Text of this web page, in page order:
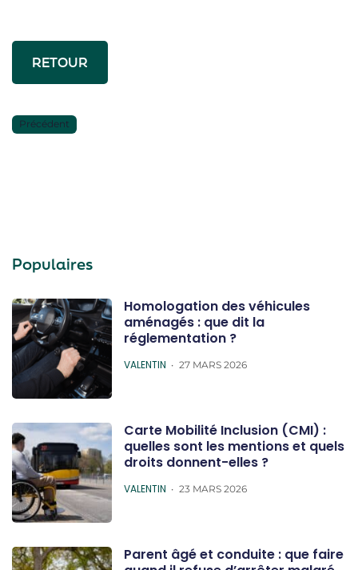
RETOUR
Précédent
Populaires
Homologation des véhicules
aménagés : que dit la
réglementation ?
POSTED
VALENTIN 27 MARS 2026
Carte Mobilité Inclusion (CMI) :
quelles sont les mentions et quels
droits donnent-elles ?
POSTED
VALENTIN 23 MARS 2026
Parent âgé et conduite : que faire